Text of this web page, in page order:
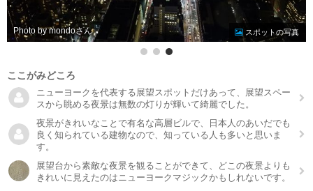
Photo by mondo スポットの写真
ここがみどころ
ニューヨークを代表する展望スポットだけあって、展望スペー
スから眺める夜景は無数の灯りが輝いて綺麗でした。
夜景がきれいなことで有名な高層ビルで、日本人のあいだでも
良く知られている建物なので、知っている人も多いと思いま
す。
展望台から素敵な夜景を観ることができて、どこの夜景よりも
きれいに見えたのはニューヨークマジックかもしれないです。